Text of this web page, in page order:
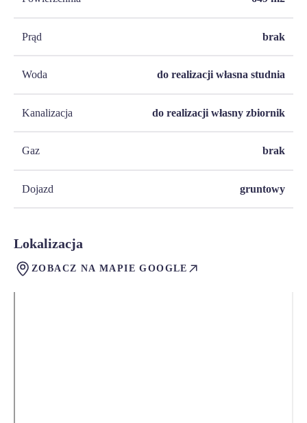
Prąd brak
Woda do realizacji własna studnia
Kanalizacja do realizacji własny zbiornik
Gaz brak
Dojazd gruntowy
Lokalizacja
ZOBACZ NA MAPIE GOOGLE